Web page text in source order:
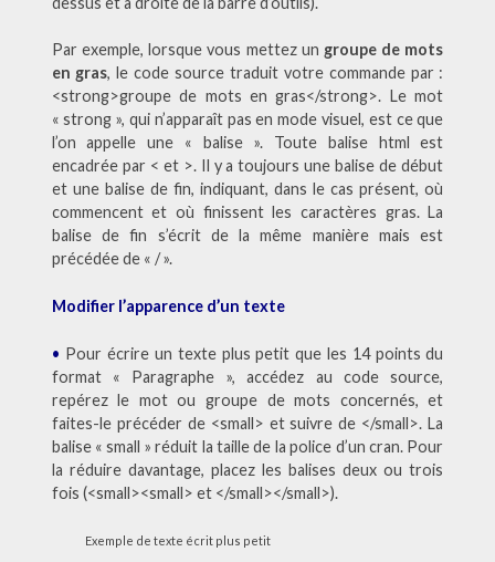
Par exemple, lorsque vous mettez un groupe de mots
en gras, le code source traduit votre commande par :
<strong>groupe de mots en gras</strong>. Le mot
« strong », qui n’apparaît pas en mode visuel, est ce que
l’on appelle une « balise ». Toute balise html est
encadrée par < et >. Il y a toujours une balise de début
et une balise de fin, indiquant, dans le cas présent, où
commencent et où finissent les caractères gras. La
balise de fin s’écrit de la même manière mais est
précédée de « / ».
Modifier l’apparence d’un texte
• Pour écrire un texte plus petit que les 14 points du
format « Paragraphe », accédez au code source,
repérez le mot ou groupe de mots concernés, et
faites-le précéder de <small> et suivre de </small>. La
balise « small » réduit la taille de la police d’un cran. Pour
la réduire davantage, placez les balises deux ou trois
fois (<small><small> et </small></small>).
Exemple de texte écrit plus petit